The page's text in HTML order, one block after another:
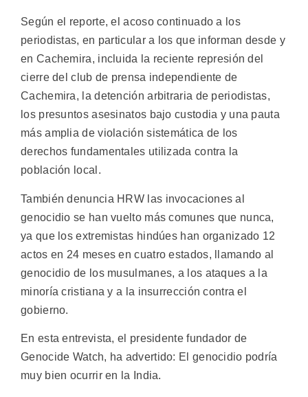
Según el reporte, el acoso continuado a los
periodistas, en particular a los que informan desde y
en Cachemira, incluida la reciente represión del
cierre del club de prensa independiente de
Cachemira, la detención arbitraria de periodistas,
los presuntos asesinatos bajo custodia y una pauta
más amplia de violación sistemática de los
derechos fundamentales utilizada contra la
población local.
También denuncia HRW las invocaciones al
genocidio se han vuelto más comunes que nunca,
ya que los extremistas hindúes han organizado 12
actos en 24 meses en cuatro estados, llamando al
genocidio de los musulmanes, a los ataques a la
minoría cristiana y a la insurrección contra el
gobierno.
En esta entrevista, el presidente fundador de
Genocide Watch, ha advertido: El genocidio podría
muy bien ocurrir en la India.